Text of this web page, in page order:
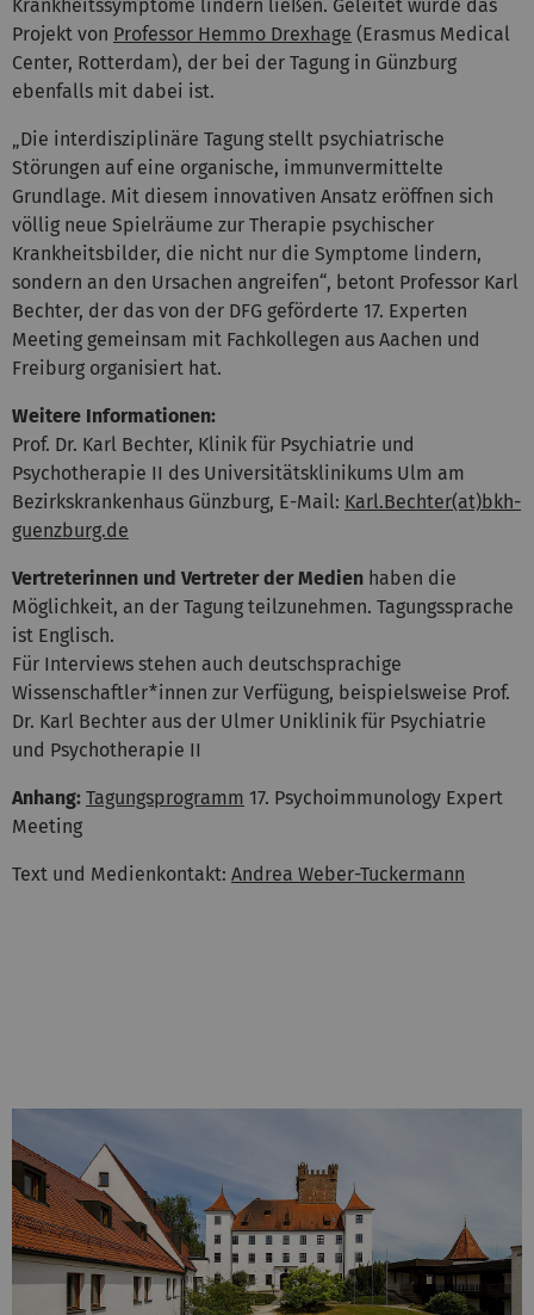
Krankheitssymptome lindern ließen. Geleitet wurde das
Projekt von Professor Hemmo Drexhage (Erasmus Medical
Center, Rotterdam), der bei der Tagung in Günzburg
ebenfalls mit dabei ist.
„Die interdisziplinäre Tagung stellt psychiatrische
Störungen auf eine organische, immunvermittelte
Grundlage. Mit diesem innovativen Ansatz eröffnen sich
völlig neue Spielräume zur Therapie psychischer
Krankheitsbilder, die nicht nur die Symptome lindern,
sondern an den Ursachen angreifen“, betont Professor Karl
Bechter, der das von der DFG geförderte 17. Experten
Meeting gemeinsam mit Fachkollegen aus Aachen und
Freiburg organisiert hat.
Weitere Informationen:
Prof. Dr. Karl Bechter, Klinik für Psychiatrie und
Psychotherapie II des Universitätsklinikums Ulm am
Bezirkskrankenhaus Günzburg, E-Mail: Karl.Bechter(at)bkh-
guenzburg.de
Vertreterinnen und Vertreter der Medien haben die
Möglichkeit, an der Tagung teilzunehmen. Tagungssprache
ist Englisch.
Für Interviews stehen auch deutschsprachige
Wissenschaftler*innen zur Verfügung, beispielsweise Prof.
Dr. Karl Bechter aus der Ulmer Uniklinik für Psychiatrie
und Psychotherapie II
Anhang: Tagungsprogramm 17. Psychoimmunology Expert
Meeting
Text und Medienkontakt: Andrea Weber-Tuckermann